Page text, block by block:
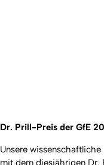
Dr. Prill-Preis der GfE
Unsere
mit dem diesjährigen Dr.